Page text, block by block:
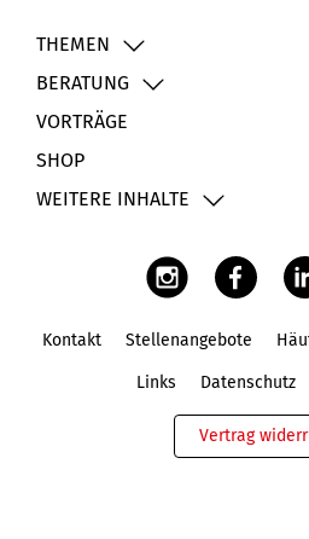
THEMEN
BERATUNG
VORTRÄGE
SHOP
WEITERE INHALTE
Kontakt Stellenangebote
Links Datenschutz
Vertrag